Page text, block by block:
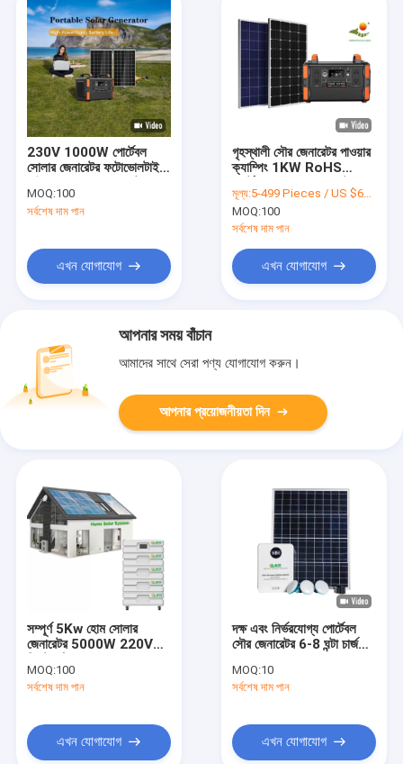
230V 1000W পোর্টেবল
সোলার জেনারেটর ফটোভোলটাইক
MOQ:100
সর্বশেষ দাম পান
এখন যোগাযোগ
গৃহস্থালী সৌর জেনারেটর পাওয়ার
ক্যাম্পিং 1KW RoHS
মূল্য:5-499 Pieces / US $671 | 500-999 Pieces / US $666.4 | 1,000+ Pieces / US $652.2
MOQ:100
সর্বশেষ দাম পান
এখন যোগাযোগ
আপনার সময় বাঁচান
আমাদের সাথে সেরা পণ্য যোগাযোগ করুন।
আপনার প্রয়োজনীয়তা দিন
সম্পূর্ণ 5Kw হোম সোলার
জেনারেটর 5000W 220V
MOQ:100
সর্বশেষ দাম পান
এখন যোগাযোগ
দক্ষ এবং নির্ভরযোগ্য পোর্টেবল
সৌর জেনারেটর 6-8 ঘন্টা চার্জ
MOQ:10
সর্বশেষ দাম পান
এখন যোগাযোগ